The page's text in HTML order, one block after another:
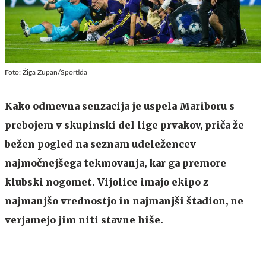
Foto: Žiga Zupan/Sportida
Kako odmevna senzacija je uspela Mariboru s
prebojem v skupinski del lige prvakov, priča že
bežen pogled na seznam udeležencev
najmočnejšega tekmovanja, kar ga premore
klubski nogomet. Vijolice imajo ekipo z
najmanjšo vrednostjo in najmanjši štadion, ne
verjamejo jim niti stavne hiše.